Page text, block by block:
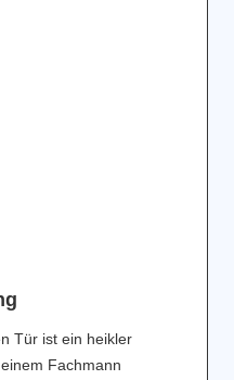
Tür ist ein heikler
Fachmann